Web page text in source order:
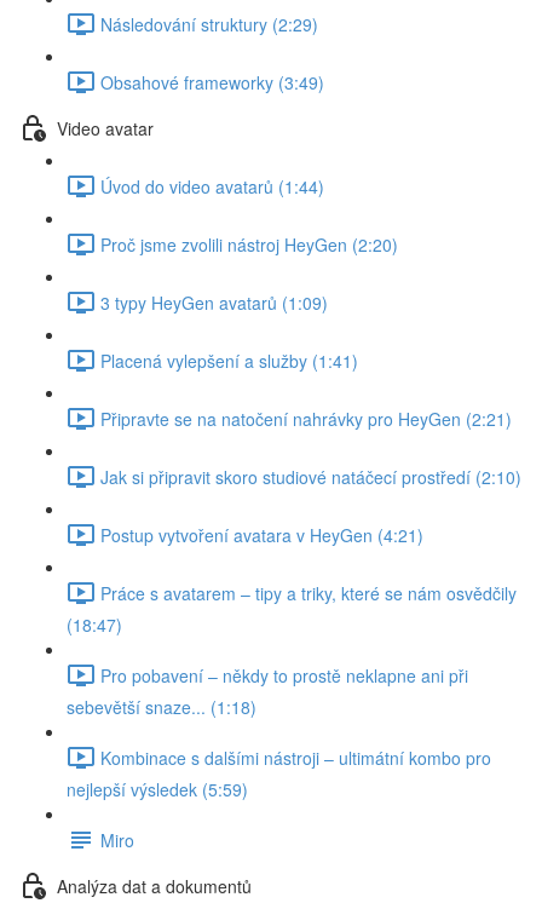
Následování struktury (2:29)
Obsahové frameworky (3:49)
Video avatar
Úvod do video avatarů (1:44)
Proč jsme zvolili nástroj HeyGen (2:20)
3 typy HeyGen avatarů (1:09)
Placená vylepšení a služby (1:41)
Připravte se na natočení nahrávky pro HeyGen (2:21)
Jak si připravit skoro studiové natáčecí prostředí (2:10)
Postup vytvoření avatara v HeyGen (4:21)
Práce s avatarem – tipy a triky, které se nám osvědčily
(18:47)
Pro pobavení – někdy to prostě neklapne ani při
sebevětší snaze... (1:18)
Kombinace s dalšími nástroji – ultimátní kombo pro
nejlepší výsledek (5:59)
Miro
Analýza dat a dokumentů